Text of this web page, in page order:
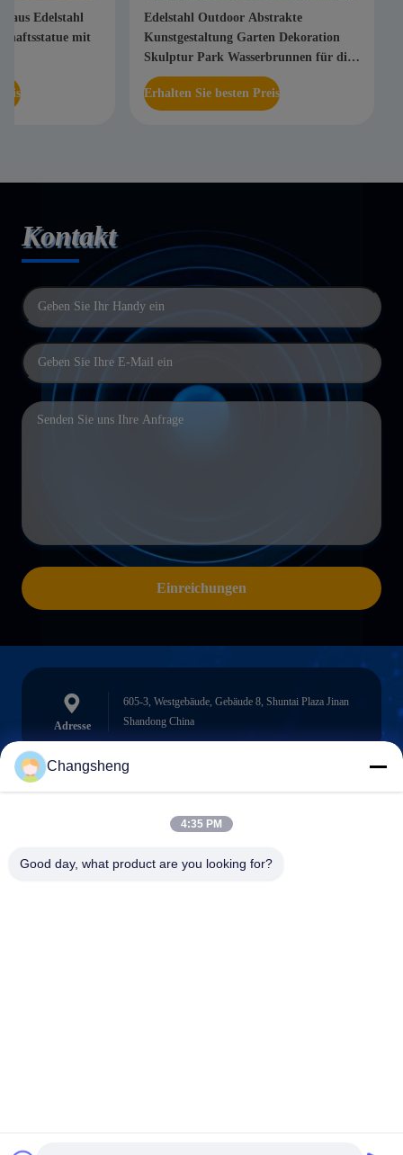
Outdoor Abstrakte
Garten Dekoration
Park Wasserbrunnen für die
Metallhandwerk
Sie besten Preis
Maßgeschneiderte Farben
abstrakte Spiegel
Außendekoration aus Modell
Erhalten Sie besten Preis
Kontakt
Einreichungen
Adresse
605-3, Westgebäude, Gebäude 8, Shuntai Plaza Jinan
Shandong China
roger@decorationsculpture.com
Changsheng
4:35 PM
Good day, what product are you looking for?